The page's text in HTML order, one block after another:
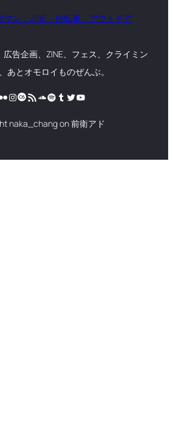
広告企画、ZINE、フェス、クライミン
あとオモロイものぜんぶ。
Instagram
Last.fm
RSS フィードSoundCloud
Spotify
Tumblr
Twitter
YouTube
naka_chang on 前衛アド